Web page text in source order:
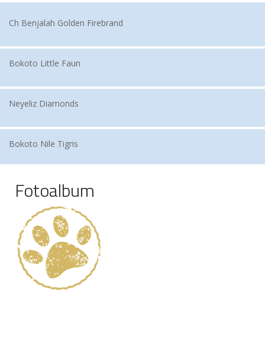
Ch Benjalah Golden Firebrand
Bokoto Little Faun
Neyeliz Diamonds
Bokoto Nile Tigris
Fotoalbum